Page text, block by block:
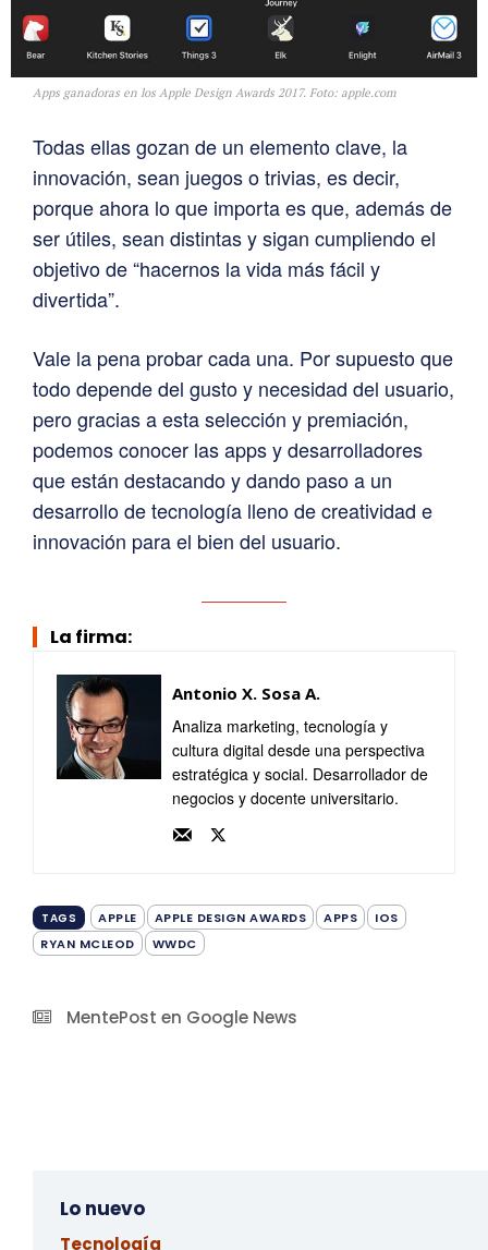
Apps ganadoras en los Apple Design Awards 2017. Foto: apple.com
Todas ellas gozan de un elemento clave, la
innovación, sean juegos o trivias, es decir,
porque ahora lo que importa es que, además de
ser útiles, sean distintas y sigan cumpliendo el
objetivo de “hacernos la vida más fácil y
divertida”.
Vale la pena probar cada una. Por supuesto que
todo depende del gusto y necesidad del usuario,
pero gracias a esta selección y premiación,
podemos conocer las apps y desarrolladores
que están destacando y dando paso a un
desarrollo de tecnología lleno de creatividad e
innovación para el bien del usuario.
La firma:
Antonio X. Sosa A.
Analiza marketing, tecnología y
cultura digital desde una perspectiva
estratégica y social. Desarrollador de
negocios y docente universitario.
TAGS APPLE APPLE DESIGN AWARDS APPS
IOS
RYAN MCLEOD
WWDC
MentePost en Google News
Lo nuevo
Tecnología